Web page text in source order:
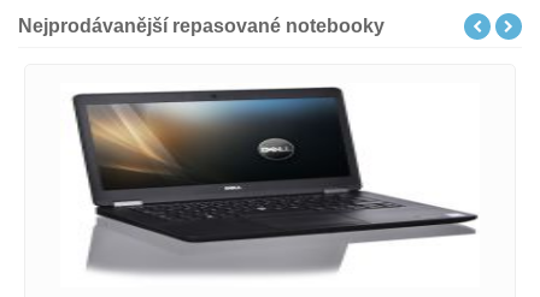
Nejprodávanější repasované notebooky